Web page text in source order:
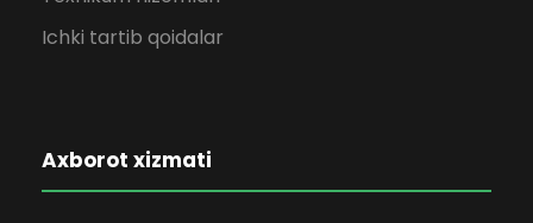
Ichki tartib qoidalar
Axborot xizmati